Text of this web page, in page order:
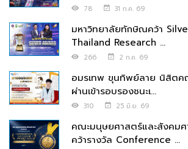
78 31 ก.ค. 69
มหาวิทยาลัยทักษิณคว้า
Thailand Research ...
266 2 ก.ค. 69
อมรเทพ ขุนทิพย์ลาย นิสิตค
ผ่านเข้ารอบรองชนะเ...
310 25 มิ.ย. 69
คณะมนุษยศาสตร์และสังคม
คว้ารางวัล Conference ...